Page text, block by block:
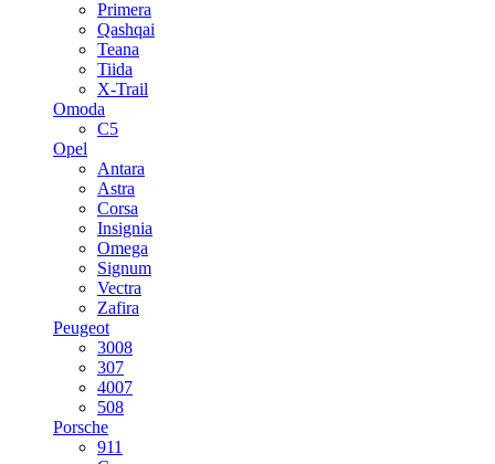
Primera
Qashqai
Teana
Tiida
X-Trail
Omoda
C5
Opel
Antara
Astra
Corsa
Insignia
Omega
Signum
Vectra
Zafira
Peugeot
3008
307
4007
508
Porsche
911